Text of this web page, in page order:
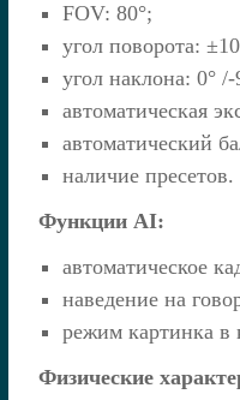
FOV: 80°;
угол поворота:
угол наклона: 0° /-
автоматическая
автоматический
наличие пресетов.
Функции AI:
автоматическое
наведение на
режим картинка в
Физические